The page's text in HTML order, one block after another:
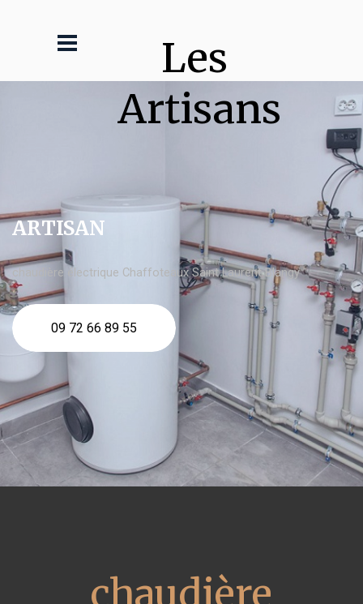
Les
Artisans
ARTISAN
chaudière électrique Chaffoteaux Saint Laurent Blangy
09 72 66 89 55
chaudière